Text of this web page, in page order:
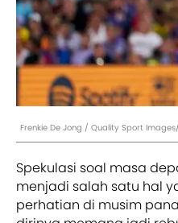
Frenkie De Jong / Quality Sport
Spekulasi soal masa
menjadi salah satu hal
perhatian di musim